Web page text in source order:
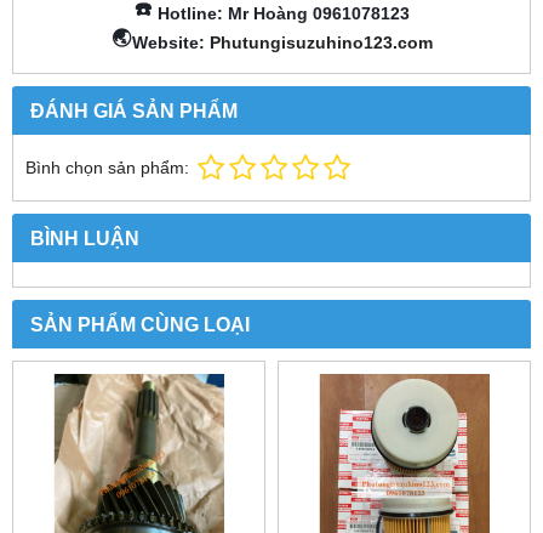
☎️ Hotline: Mr Hoàng 0961078123
🌏Website: Phutungisuzuhino123.com
ĐÁNH GIÁ SẢN PHẨM
Bình chọn sản phẩm:
BÌNH LUẬN
SẢN PHẨM CÙNG LOẠI